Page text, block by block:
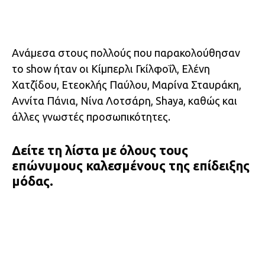
Ανάμεσα στους πολλούς που παρακολούθησαν
το show ήταν οι Κίμπερλι Γκίλφοΐλ, Ελένη
Χατζίδου, Ετεοκλής Παύλου, Μαρίνα Σταυράκη,
Αννίτα Πάνια, Νίνα Λοτσάρη, Shaya, καθώς και
άλλες γνωστές προσωπικότητες.
Δείτε τη λίστα με όλους τους
επώνυμους καλεσμένους της επίδειξης
μόδας.